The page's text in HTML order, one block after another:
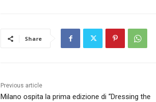
Share
Previous article
Milano ospita la prima edizione di “Dressing the